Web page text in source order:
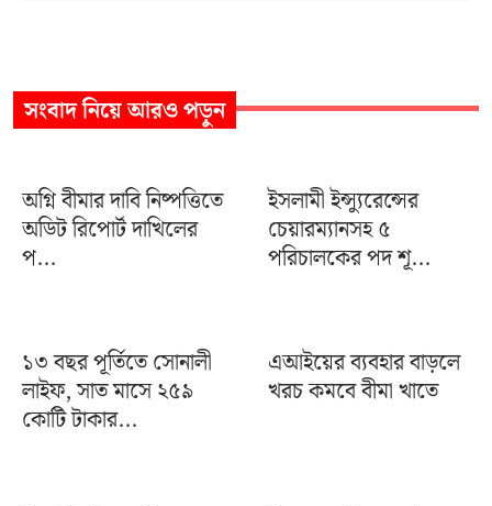
সংবাদনিয়ে আরও পড়ুন
অগ্নি বীমার দাবি নিষ্পত্তিতে
অডিট রিপোর্ট দাখিলের
প...
ইসলামী ইন্স্যুরেন্সের
চেয়ারম্যানসহ ৫
পরিচালকের পদ শূ...
১৩ বছর পূর্তিতে সোনালী
লাইফ, সাত মাসে ২৫৯
কোটি টাকার...
এআইয়ের ব্যবহার বাড়লে
খরচ কমবে বীমা খাতে